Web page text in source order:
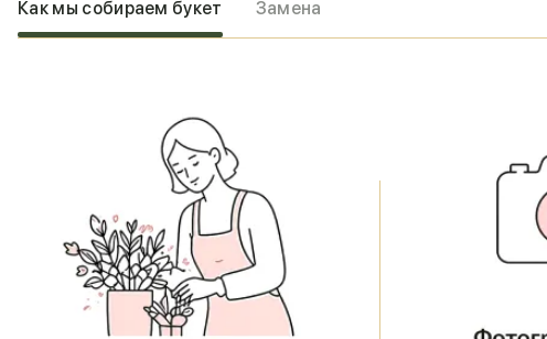
Как мы собираем букет Замена